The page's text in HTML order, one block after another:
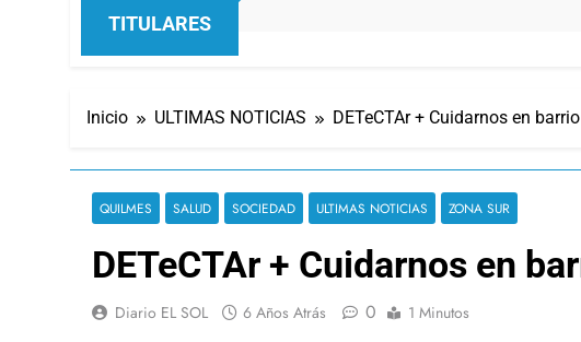
TITULARES
Inicio ULTIMAS NOTICIAS DETeCTAr + Cuidarnos en
QUILMES SALUD SOCIEDAD ULTIMAS NOTICIAS ZONA SUR
DETeCTAr + Cuidarnos en
Diario EL SOL 6 Años Atrás 0 1 Minutos